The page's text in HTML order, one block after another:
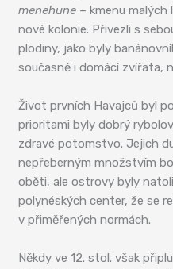
menehune – kmenu malých
nové kolonie. Přivezli s
plodiny, jako byly
současně i domácí zvířata,
Život prvních Havajců byl
prioritami byly dobrý
zdravé potomstvo. Jejich
nepřeberným množstvím
oběti, ale ostrovy byly
polynéských center, že se
v přiměřených normách.
Někdy ve 12. stol. však